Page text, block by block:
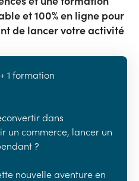
et 100% en ligne pour
de lancer votre activité
1 formation
dans
un commerce, lancer un
?
nouvelle aventure en